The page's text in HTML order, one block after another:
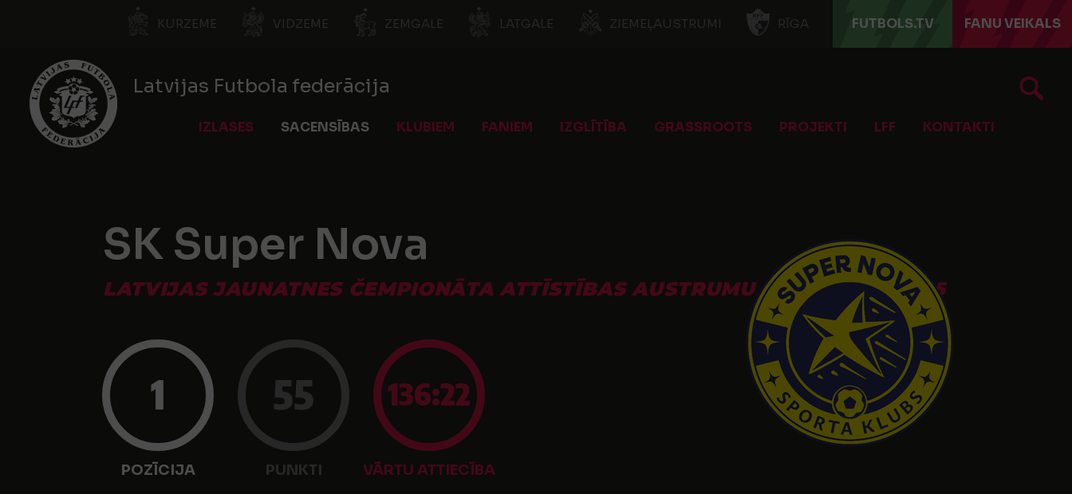
KURZEME VIDZEME ZEMGALE LATGALE ZIEMEĻAUSTRUMI RĪGA FUTBOLS.TV FANU VEIKALS
Latvijas Futbola federācija
IZLASES SACENSĪBAS KLUBIEM FANIEM IZGLĪTĪBA GRASSROOTS PROJEKTI LFF KONTAKTI
SK Super Nova
LATVIJAS JAUNATNES ČEMPIONĀTA ATTĪSTĪBAS AUSTRUMU GRUPA U-14 2025
1
POZĪCIJA
55
PUNKTI
136:22
VĀRTU ATTIECĪBA